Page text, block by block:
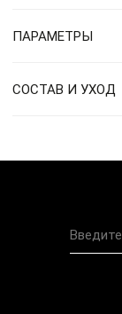
ПАРАМЕТРЫ
СОСТАВ И УХОД